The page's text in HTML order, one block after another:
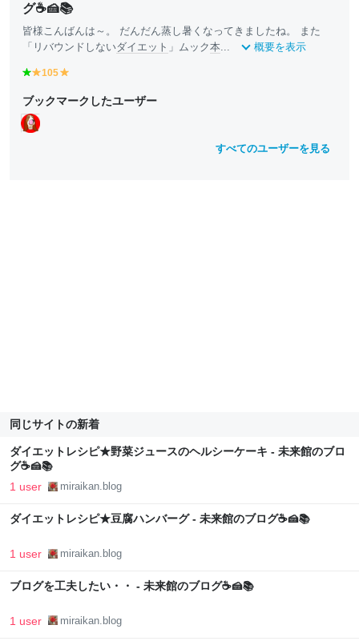
グ☕🍰📚
皆様こんばんは～。 だんだん蒸し暑くなってきましたね。 また
「リバウンドしないダイエット 」ムック本... 概要を表示
g
e
e
n
y
ll
o
w
105
ll
ブックマークしたユーザー
すべてのユーザーを見る
同じサイトの新着
ダイエットレシピ★野菜ジュースのヘルシーケーキ - 未来館のブロ
グ☕🍰📚
1 user miraikan.blog
ダイエットレシピ★豆腐ハンバーグ - 未来館のブログ☕🍰📚
1 user miraikan.blog
ブログを工夫したい・・ - 未来館のブログ☕🍰📚
1 user miraikan.blog